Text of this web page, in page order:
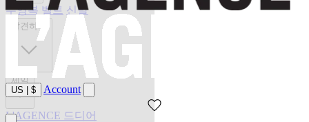
US $ Account
수영복 벨트 신발
발견하기
세일
L'AGENCE 드디어